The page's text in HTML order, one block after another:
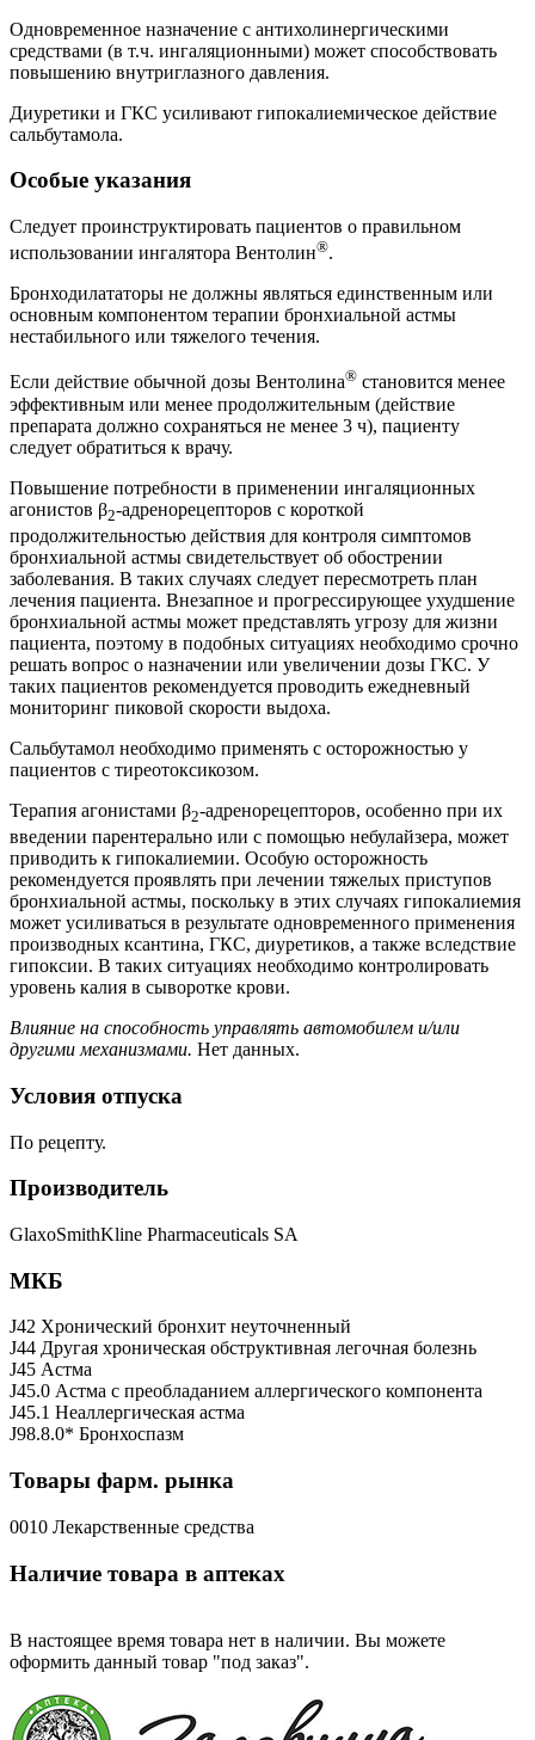
Одновременное назначение с антихолинергическими
средствами (в т.ч. ингаляционными) может способствовать
повышению внутриглазного давления.
Диуретики и ГКС усиливают гипокалиемическое действие
сальбутамола.
Особые указания
Следует проинструктировать пациентов о правильном
использовании ингалятора Вентолин®.
Бронходилататоры не должны являться единственным или
основным компонентом терапии бронхиальной астмы
нестабильного или тяжелого течения.
Если действие обычной дозы Вентолина® становится менее
эффективным или менее продолжительным (действие
препарата должно сохраняться не менее 3 ч), пациенту
следует обратиться к врачу.
Повышение потребности в применении ингаляционных
агонистов β2-адренорецепторов с короткой
продолжительностью действия для контроля симптомов
бронхиальной астмы свидетельствует об обострении
заболевания. В таких случаях следует пересмотреть план
лечения пациента. Внезапное и прогрессирующее ухудшение
бронхиальной астмы может представлять угрозу для жизни
пациента, поэтому в подобных ситуациях необходимо срочно
решать вопрос о назначении или увеличении дозы ГКС. У
таких пациентов рекомендуется проводить ежедневный
мониторинг пиковой скорости выдоха.
Сальбутамол необходимо применять с осторожностью у
пациентов с тиреотоксикозом.
Терапия агонистами β2-адренорецепторов, особенно при их
введении парентерально или с помощью небулайзера, может
приводить к гипокалиемии. Особую осторожность
рекомендуется проявлять при лечении тяжелых приступов
бронхиальной астмы, поскольку в этих случаях гипокалиемия
может усиливаться в результате одновременного применения
производных ксантина, ГКС, диуретиков, а также вследствие
гипоксии. В таких ситуациях необходимо контролировать
уровень калия в сыворотке крови.
Влияние на способность управлять автомобилем и/или
другими механизмами. Нет данных.
Условия отпуска
По рецепту.
Производитель
GlaxoSmithKline Pharmaceuticals SA
МКБ
J42 Хронический бронхит неуточненный
J44 Другая хроническая обструктивная легочная болезнь
J45 Астма
J45.0 Астма с преобладанием аллергического компонента
J45.1 Неаллергическая астма
J98.8.0* Бронхоспазм
Товары фарм. рынка
0010 Лекарственные средства
Наличие товара в аптеках
В настоящее время товара нет в наличии. Вы можете
оформить данный товар "под заказ".